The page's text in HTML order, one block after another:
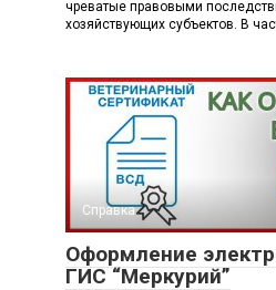
чреватые правовыми
хозяйствующих субъектов. В
Справка
Оформление
ГИС “Меркурий”